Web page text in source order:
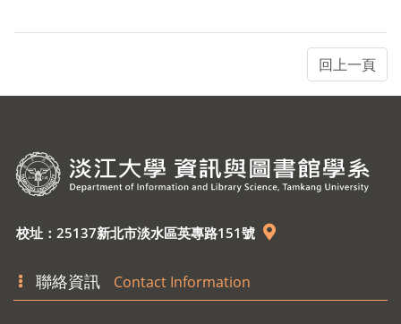
校址：25137新北市淡水區英專路151號
聯絡資訊 Contact Information